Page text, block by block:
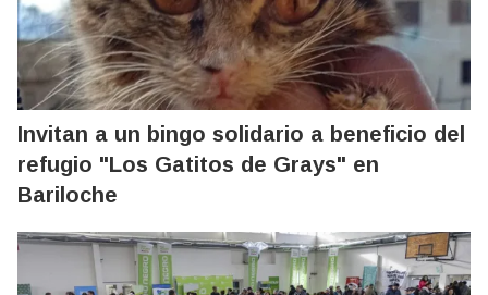
Invitan a un bingo solidario a beneficio del
refugio "Los Gatitos de Grays" en
Bariloche